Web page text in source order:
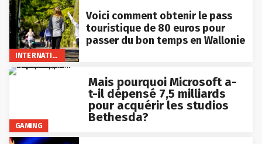
Voici comment obtenir le pass
touristique de 80 euros pour
passer du bon temps en Wallonie
GAMING
Mais pourquoi Microsoft a-
t-il dépensé 7,5 milliards
pour acquérir les studios
Bethesda?